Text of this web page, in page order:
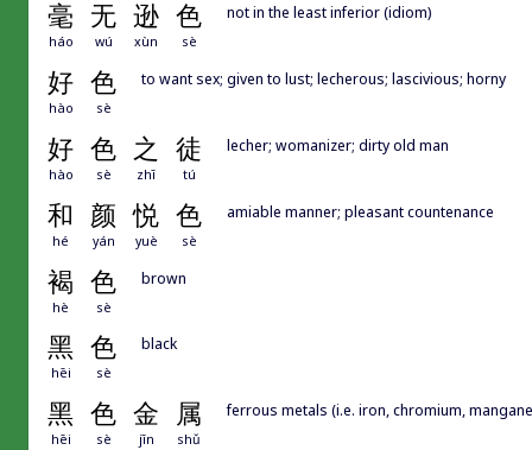
毫 无 逊 色
háo wú xùn sè
not in the least inferior (idiom)
好 色
hào sè
to want sex; given to lust; lecherous; lascivious; horny
好 色 之 徒
hào sè zhī tú
lecher; womanizer; dirty old man
和 颜 悦 色
hé yán yuè sè
amiable manner; pleasant countenance
褐 色
hè sè
brown
黑 色
hēi sè
black
黑 色 金 属
hēi sè jīn shǔ
ferrous metals (i.e. iron, chromium,